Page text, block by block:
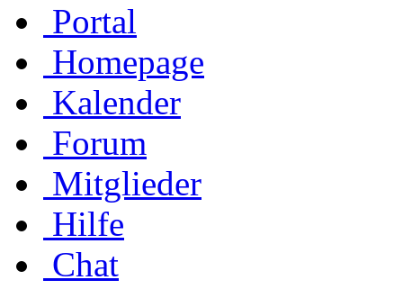
Portal
Homepage
Kalender
Forum
Mitglieder
Hilfe
Chat